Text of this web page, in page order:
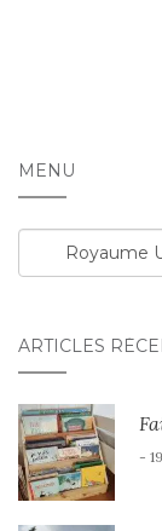
MENU
ARTICLES
-